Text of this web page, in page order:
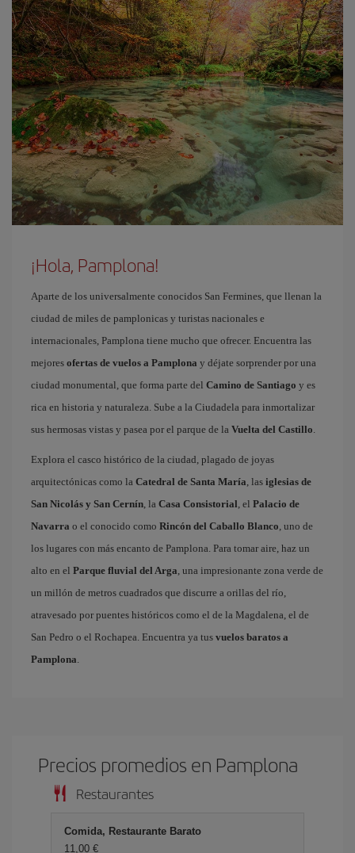
¡Hola, Pamplona!
Aparte de los universalmente conocidos San Fermines, que llenan la
ciudad de miles de pamplonicas y turistas nacionales e
internacionales, Pamplona tiene mucho que ofrecer. Encuentra las
mejores ofertas de vuelos a Pamplona y déjate sorprender por una
ciudad monumental, que forma parte del Camino de Santiago y es
rica en historia y naturaleza. Sube a la Ciudadela para inmortalizar
sus hermosas vistas y pasea por el parque de la Vuelta del Castillo.
Explora el casco histórico de la ciudad, plagado de joyas
arquitectónicas como la Catedral de Santa María, las iglesias de
San Nicolás y San Cernín, la Casa Consistorial, el Palacio de
Navarra o el conocido como Rincón del Caballo Blanco, uno de
los lugares con más encanto de Pamplona. Para tomar aire, haz un
alto en el Parque fluvial del Arga, una impresionante zona verde de
un millón de metros cuadrados que discurre a orillas del río,
atravesado por puentes históricos como el de la Magdalena, el de
San Pedro o el Rochapea. Encuentra ya tus vuelos baratos a
Pamplona.
Precios promedios en Pamplona
Restaurantes
Comida, Restaurante Barato
11,00 €